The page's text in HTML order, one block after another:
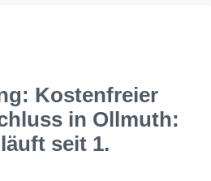
Kostenfreier
in Ollmuth:
seit 1.